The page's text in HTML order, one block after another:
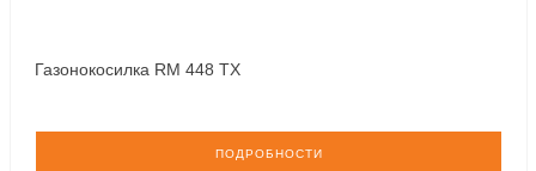
Газонокосилка RM 448 TX
ПОДРОБНОСТИ